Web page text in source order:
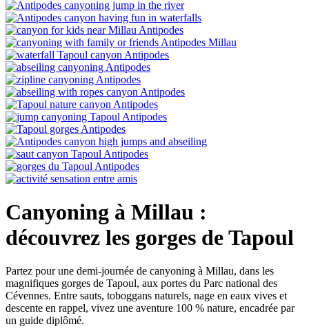
Canyoning à Millau :
découvrez les gorges de Tapoul
Partez pour une demi-journée de canyoning à Millau, dans les
magnifiques gorges de Tapoul, aux portes du Parc national des
Cévennes. Entre sauts, toboggans naturels, nage en eaux vives et
descente en rappel, vivez une aventure 100 % nature, encadrée par
un guide diplômé.